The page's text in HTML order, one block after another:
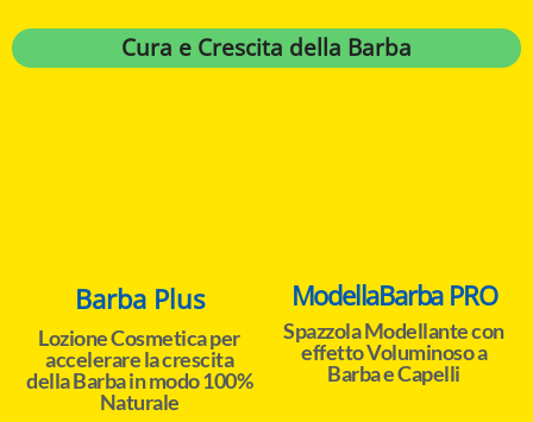
Cura e Crescita della Barba
Barba Plus
Lozione Cosmetica per
accelerare la crescita
della Barba in modo 100%
Naturale
ModellaBarba PRO
Spazzola Modellante con
effetto Voluminoso a
Barba e Capelli